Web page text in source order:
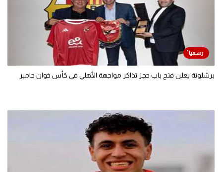
برشلونة يعلن فتح باب حجز تذاكر مواجهة الأهلي في كأس خوان جامبر